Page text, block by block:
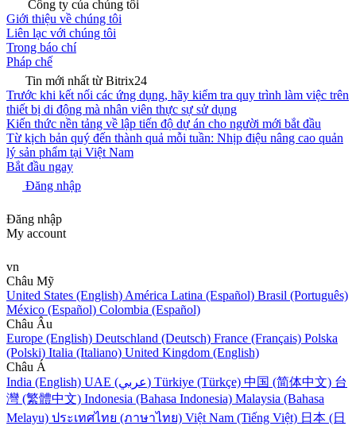
Công ty của chúng tôi
Giới thiệu về chúng tôi
Liên lạc với chúng tôi
Trong báo chí
Pháp chế
Tin mới nhất từ Bitrix24
Trước khi kết nối các ứng dụng, hãy kiểm tra quy trình làm việc trên
thiết bị di động mà nhân viên thực sự sử dụng
Kiến thức nền tảng về lập tiến độ dự án cho người mới bắt đầu
Từ kịch bản quý đến thành quả mỗi tuần: Nhịp điệu nâng cao quản
lý sản phẩm tại Việt Nam
Bắt đầu ngay
Đăng nhập
Đăng nhập
My account
vn
Châu Mỹ
United States (English) América Latina (Español) Brasil (Português)
México (Español) Colombia (Español)
Châu Âu
Europe (English) Deutschland (Deutsch) France (Français) Polska
(Polski) Italia (Italiano) United Kingdom (English)
Châu Á
India (English)
UAE (عربي) Türkiye (Türkçe) 中国 (简体中文) 台
灣 (繁體中文) Indonesia (Bahasa Indonesia) Malaysia (Bahasa
Melayu) ประเทศไทย (ภาษาไทย) Việt Nam (Tiếng Việt) 日本 (日